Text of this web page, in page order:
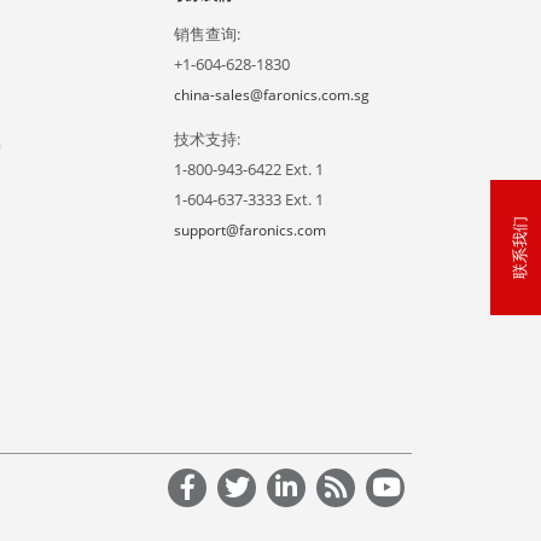
销售查询:
+1-604-628-1830
china-sales@faronics.com.sg
技术支持:
1-800-943-6422 Ext. 1
1-604-637-3333 Ext. 1
support@faronics.com 联系我们